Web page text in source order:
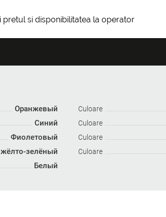
pretul si disponibilitatea la operator
Оранжевый Culoare
Синий Culoare
Фиолетовый Culoare
зелёный Culoare
Белый